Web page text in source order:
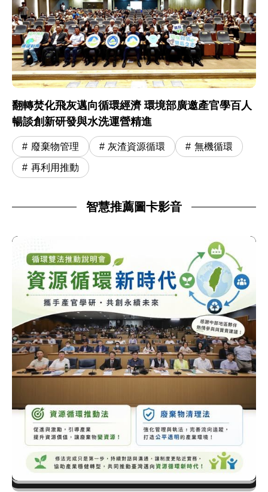
翻轉焚化飛灰邁向循環經濟 環境部廣邀產官學百人
暢談創新研發與水洗運營精進
廢棄物管理 灰渣資源循環 無機循環
再利用推動
智慧推薦圖卡影音